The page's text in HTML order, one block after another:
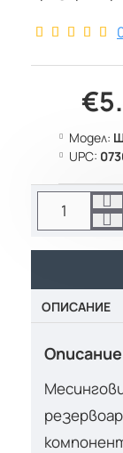
Модел:
UPC:
ОПИСАНИЕ